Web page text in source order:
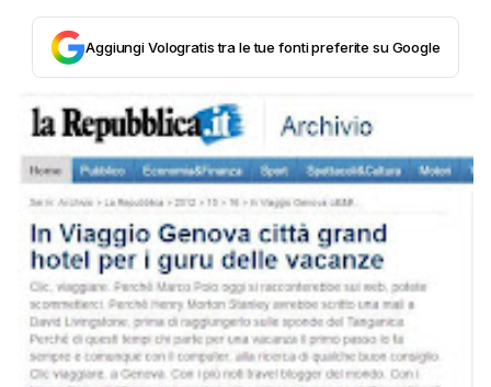
Aggiungi Vologratis tra le tue fonti preferite su Google